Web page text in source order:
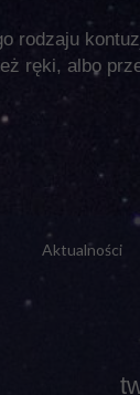
Aktualności
rodzaju
ręki, albo